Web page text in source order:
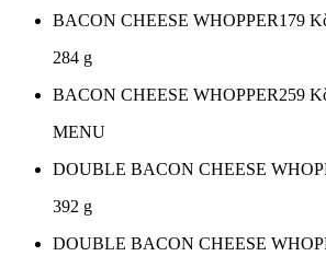
BACON CHEESE WHOPPER179
284 g
BACON CHEESE WHOPPER259
MENU
DOUBLE BACON CHEESE
392 g
DOUBLE BACON CHEESE